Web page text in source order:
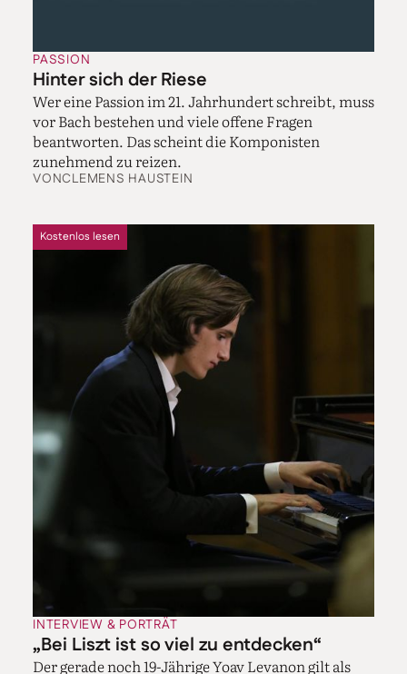
PASSION
Hinter sich der Riese
Wer eine Passion im 21. Jahrhundert schreibt, muss
vor Bach bestehen und viele offene Fragen
beantworten. Das scheint die Komponisten
zunehmend zu reizen.
VONCLEMENS HAUSTEIN
INTERVIEW & PORTRÄT
„Bei Liszt ist so viel zu entdecken“
Der gerade noch 19-Jährige Yoav Levanon gilt als
Kostenlos lesen